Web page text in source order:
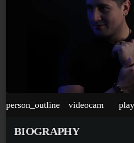
person_outline videocam
BIOGRAPHY